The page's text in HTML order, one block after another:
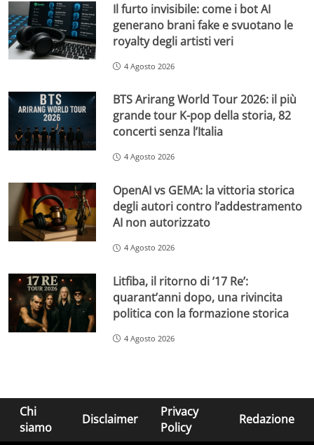
Il furto invisibile: come i bot AI
generano brani fake e svuotano le
royalty degli artisti veri
4 Agosto 2026
BTS Arirang World Tour 2026: il più
grande tour K-pop della storia, 82
concerti senza l’Italia
4 Agosto 2026
OpenAI vs GEMA: la vittoria storica
degli autori contro l’addestramento
AI non autorizzato
4 Agosto 2026
Litfiba, il ritorno di ’17 Re’:
quarant’anni dopo, una rivincita
politica con la formazione storica
4 Agosto 2026
Chi
siamo
Disclaimer
Privacy
Policy
Redazione